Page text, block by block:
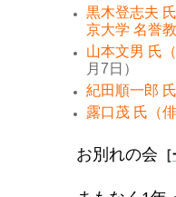
黒木登志夫
京大学 名誉教
山本文男 氏
月7日）
紀田順一郎
露口茂 氏（俳
お別れの会 ［